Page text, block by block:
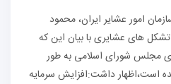
امور عشایر ایران، محمود
های عشایری با بیان این که
مجلس شورای اسلامی به طور
است،اظهار داشت:افزایش سرمایه